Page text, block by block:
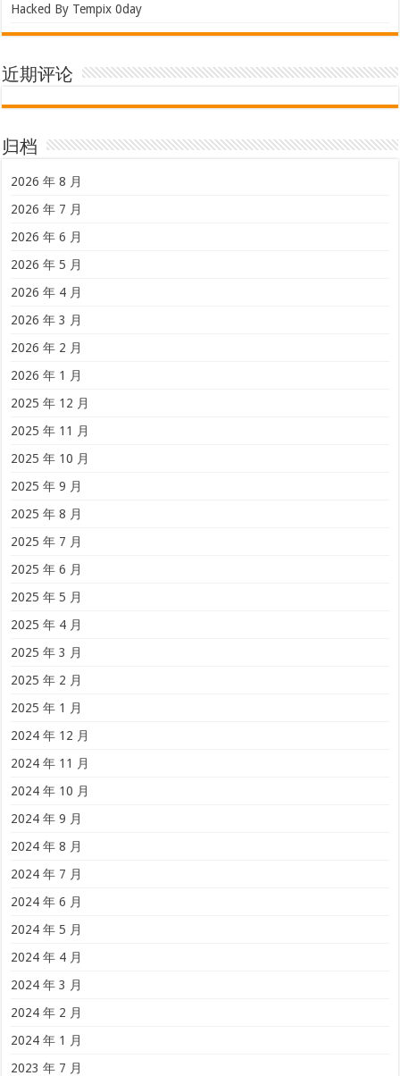
Hacked By Tempix 0day
近期评论
归档
2026 年 8 月
2026 年 7 月
2026 年 6 月
2026 年 5 月
2026 年 4 月
2026 年 3 月
2026 年 2 月
2026 年 1 月
2025 年 12 月
2025 年 11 月
2025 年 10 月
2025 年 9 月
2025 年 8 月
2025 年 7 月
2025 年 6 月
2025 年 5 月
2025 年 4 月
2025 年 3 月
2025 年 2 月
2025 年 1 月
2024 年 12 月
2024 年 11 月
2024 年 10 月
2024 年 9 月
2024 年 8 月
2024 年 7 月
2024 年 6 月
2024 年 5 月
2024 年 4 月
2024 年 3 月
2024 年 2 月
2024 年 1 月
2023 年 7 月